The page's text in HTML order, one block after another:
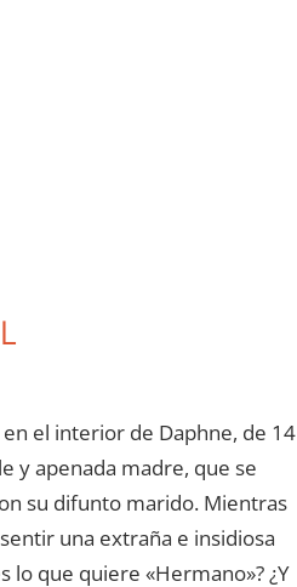
el interior de Daphne, de 14
y apenada madre, que se
su difunto marido. Mientras
una extraña e insidiosa
que quiere «Hermano»? ¿Y